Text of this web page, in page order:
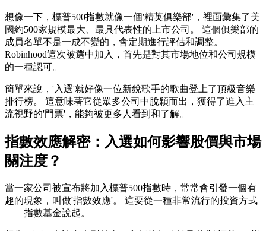
想像一下，標普500指數就像一個'精英俱樂部'，裡面彙集了美
國約500家規模最大、最具代表性的上市公司。 這個俱樂部的
成員名單不是一成不變的，會定期進行評估和調整。
Robinhood這次被選中加入，首先是對其市場地位和公司規模
的一種認可。
簡單來說，'入選'就好像一位新銳歌手的歌曲登上了頂級音樂
排行榜。 這意味著它從眾多公司中脫穎而出，獲得了進入主
流視野的'門票'，能夠被更多人看到和了解。
指數效應解密：入選如何影響股價與市場
關注度？
當一家公司被宣布將加入標普500指數時，常常會引發一個有
趣的現象，叫做'指數效應'。 這要從一種非常流行的投資方式
——指數基金說起。